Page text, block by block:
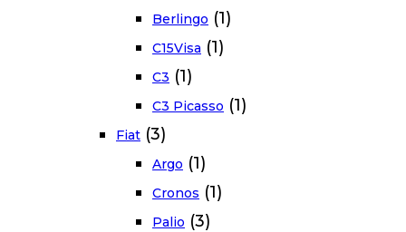
Berlingo (1)
C15Visa (1)
C3 (1)
C3 Picasso (1)
Fiat (3)
Argo (1)
Cronos (1)
Palio (3)